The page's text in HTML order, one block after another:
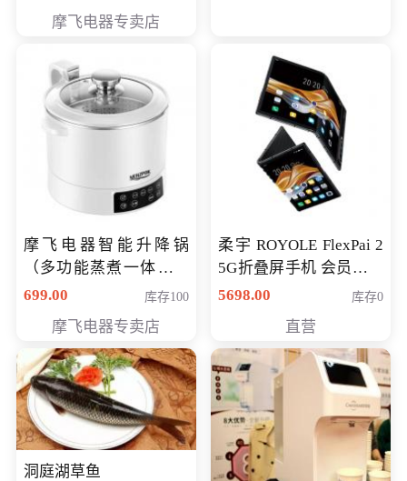
摩飞电器专卖店
摩飞电器智能升降锅
（多功能蒸煮一体锅）
（智能升降养生锅） 会
699.00 库存100
摩飞电器专卖店
柔宇 ROYOLE FlexPai 2
5G折叠屏手机 会员专享
购买价格 4998元
5698.00 库存0
直营
洞庭湖草鱼